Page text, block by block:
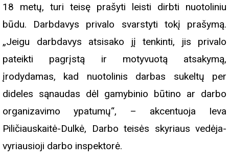
18 metų, turi teisę prašyti leisti dirbti nuotoliniu
būdu. Darbdavys privalo svarstyti tokį prašymą.
„Jeigu darbdavys atsisako jį tenkinti, jis privalo
pateikti pagrįstą ir motyvuotą atsakymą,
įrodydamas, kad nuotolinis darbas sukeltų per
dideles sąnaudas dėl gamybinio būtino ar darbo
organizavimo ypatumų“, – akcentuoja Ieva
Piličiauskaitė-Dulkė, Darbo teisės skyriaus vedėja-
vyriausioji darbo inspektorė.